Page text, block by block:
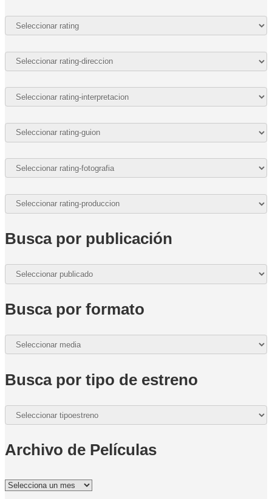
Busca por publicación
Busca por formato
Busca por tipo de estreno
Archivo de Películas
Archivo